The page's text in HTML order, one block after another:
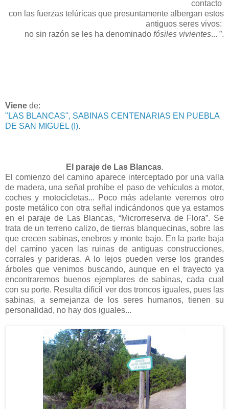
contacto
con las fuerzas telúricas que presuntamente albergan estos
antiguos seres vivos:
no sin razón se les ha denominado fósiles vivientes... ”.
Viene de:
"LAS BLANCAS", SABINAS CENTENARIAS EN PUEBLA
DE SAN MIGUEL (I).
El paraje de Las Blancas.
El comienzo del camino aparece interceptado por una valla
de madera, una señal prohíbe el paso de vehículos a motor,
coches y motocicletas... Poco más adelante veremos otro
poste metálico con otra señal indicándonos que ya estamos
en el paraje de Las Blancas, “Microrreserva de Flora”. Se
trata de un terreno calizo, de tierras blanquecinas, sobre las
que crecen sabinas, enebros y monte bajo. En la parte baja
del camino yacen las ruinas de antiguas construcciones,
corrales y parideras. A lo lejos pueden verse los grandes
árboles que venimos buscando, aunque en el trayecto ya
encontraremos buenos ejemplares de sabinas, cada cual
con su porte. Resulta difícil ver dos troncos iguales, pues las
sabinas, a semejanza de los seres humanos, tienen su
personalidad, no hay dos iguales...